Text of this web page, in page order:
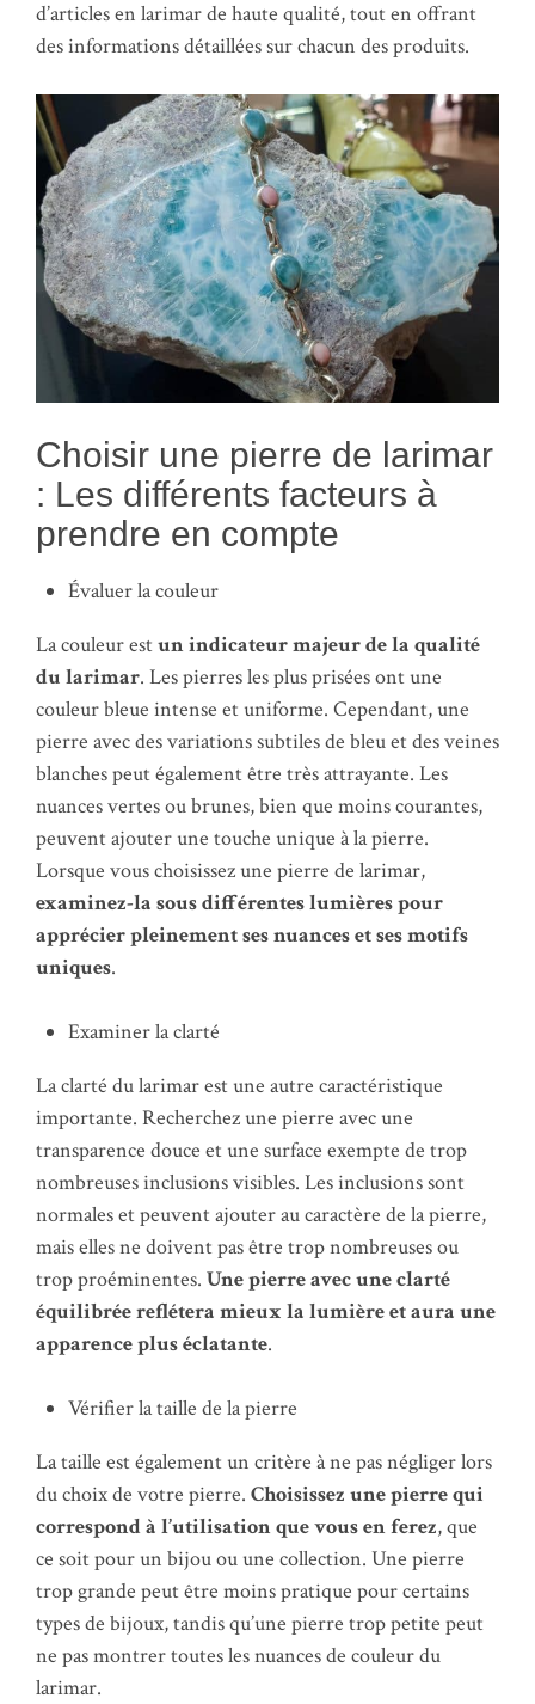
d’articles en larimar de haute qualité, tout en offrant
des informations détaillées sur chacun des produits.
Choisir une pierre de larimar
: Les différents facteurs à
prendre en compte
Évaluer la couleur
La couleur estun indicateur majeur de la qualité
du larimar. Les pierres les plus prisées ont une
couleur bleue intense et uniforme. Cependant, une
pierre avec des variations subtiles de bleu et des veines
blanches peut également être très attrayante. Les
nuances vertes ou brunes, bien que moins courantes,
peuvent ajouter une touche unique à la pierre.
Lorsque vous choisissez une pierre de larimar,
examinez-la sous différentes lumières pour
apprécier pleinement ses nuances et ses motifs
uniques.
Examiner la clarté
La clarté du larimar est une autre caractéristique
importante. Recherchez une pierre avec une
transparence douce et une surface exempte de trop
nombreuses inclusions visibles. Les inclusions sont
normales et peuvent ajouter au caractère de la pierre,
mais elles ne doivent pas être trop nombreuses ou
trop proéminentes. Une pierre avec une clarté
équilibrée reflétera mieux la lumière et aura une
apparence plus éclatante.
Vérifier la taille de la pierre
La taille est également un critère à ne pas négliger lors
du choix de votre pierre. Choisissez une pierre qui
correspond à l’utilisation que vous en ferez, que
ce soit pour un bijou ou une collection. Une pierre
trop grande peut être moins pratique pour certains
types de bijoux, tandis qu’une pierre trop petite peut
ne pas montrer toutes les nuances de couleur du
larimar.